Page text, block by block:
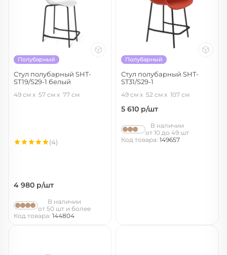
Полубарный
Стул полубарный SHT-
ST19/S29-1 белый
49 см 57 см 77 см
4 980 р/шт
(4)
В наличии
от 50 шт и более
Код товара: 144804
Полубарный
Стул полубарный SHT-
ST31/S29-1
49 см 52 см 107 см
5 610 р/шт
В наличии
от 10 до 49 шт
Код товара: 149657